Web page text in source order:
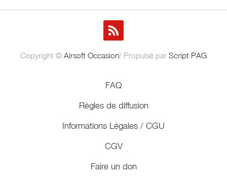
Copyright © Airsoft Occasion/ Propulsé par Script PAG
FAQ
Règles de diffusion
Informations Légales / CGU
CGV
Faire un don